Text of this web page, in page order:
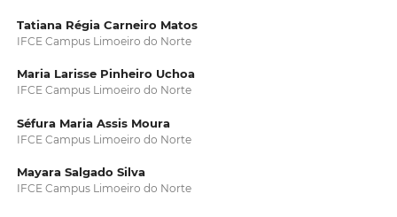
Tatiana Régia Carneiro Matos
IFCE Campus Limoeiro do Norte
Maria Larisse Pinheiro Uchoa
IFCE Campus Limoeiro do Norte
Séfura Maria Assis Moura
IFCE Campus Limoeiro do Norte
Mayara Salgado Silva
IFCE Campus Limoeiro do Norte